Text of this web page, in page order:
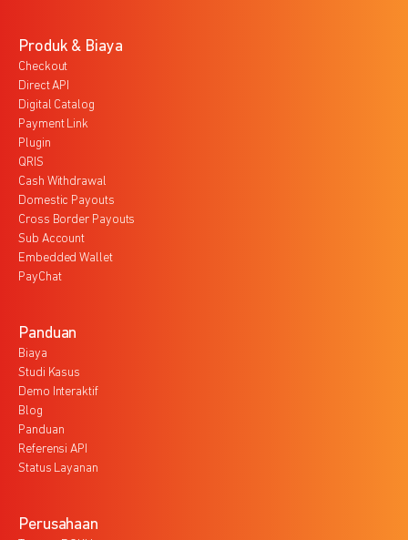
Produk & Biaya
Checkout
Direct API
Digital Catalog
Payment Link
Plugin
QRIS
Cash Withdrawal
Domestic Payouts
Cross Border Payouts
Sub Account
Embedded Wallet
PayChat
Panduan
Biaya
Studi Kasus
Demo Interaktif
Blog
Panduan
Referensi API
Status Layanan
Perusahaan